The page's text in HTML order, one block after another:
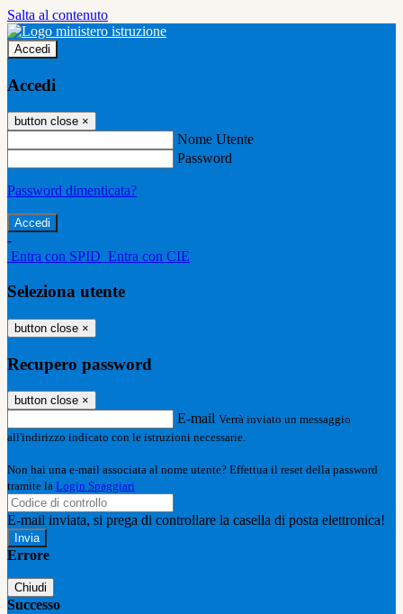
Salta al contenuto
Accedi
Accedi
button close ×
Nome Utente
Password
Password dimenticata?
-
Entra con SPID Entra con CIE
Seleziona utente
button close ×
Recupero password
button close ×
E-mail Verrà inviato un messaggio
all'indirizzo indicato con le istruzioni necessarie.
Non hai una e-mail associata al nome utente? Effettua il reset della password
tramite la Login Spaggiari
E-mail inviata, si prega di controllare la casella di posta elettronica!
Errore
Chiudi
Successo